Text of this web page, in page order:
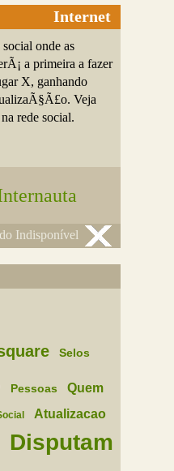
Internet
onde as
a primeira a fazer
X, ganhando
Veja
rede social.
Indisponível
Selos
Pessoas Quem
Atualizacao
Disputam